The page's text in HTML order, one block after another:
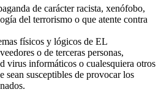
de carácter racista, xenófobo,
del terrorismo o que atente contra
físicos y lógicos de EL
o de terceras personas,
virus informáticos o cualesquiera otros
sean susceptibles de provocar los